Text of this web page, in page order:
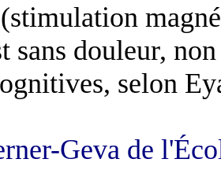
sans douleur,
selon
Geva de